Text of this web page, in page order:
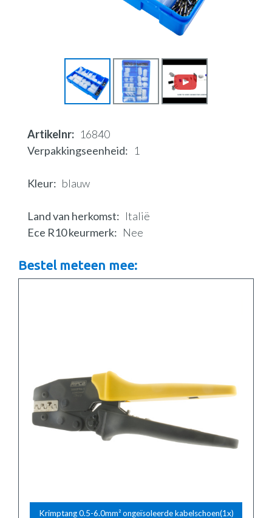
Artikelnr
16840
Verpakkingseenheid
1
Kleur blauw
Land van herkomst
Italië
Ece R10 keurmerk
Nee
Bestel meteen mee:
Krimptang 0.5-6.0mm² ongeïsoleerde kabelschoen(1x)